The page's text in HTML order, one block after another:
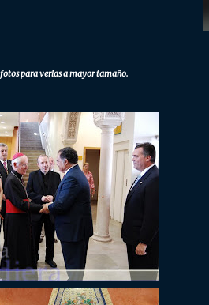
para verlas a mayor tamaño.